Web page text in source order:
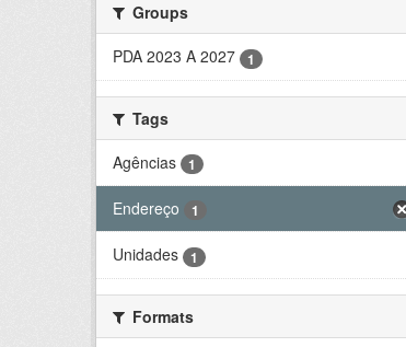
Groups
PDA 2023 A 2027
1
Tags
Agências
1
Endereço 1
Unidades 1
Formats